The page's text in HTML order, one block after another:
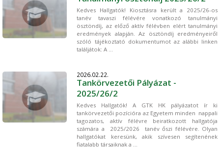
Kedves Hallgatók! Kiosztásra került a 2025/26-os
tanév tavaszi félévére vonatkozó tanulmányi
ösztöndíj, az előző aktív félévben elért tanulmányi
eredmények alapján. Az ösztöndíj eredményeiről
szóló tájékoztató dokumentumot az alábbi linken
találjátok: A ...
2026.02.22.
Tankörvezetői Pályázat -
2025/26/2
Kedves Hallgatók! A GTK HK pályázatot ír ki
tankörvezetői pozícióra az Egyetem minden nappali
tagozatos, aktív félévre beiratkozott hallgatója
számára a 2025/2026 tanév őszi félévére. Olyan
hallgatókat keresünk, akik szívesen segítenének
fiatalabb társaiknak a ...